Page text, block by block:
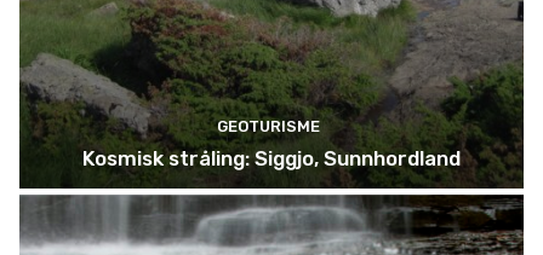
GEOTURISME
Kosmisk stråling: Siggjo, Sunnhordland